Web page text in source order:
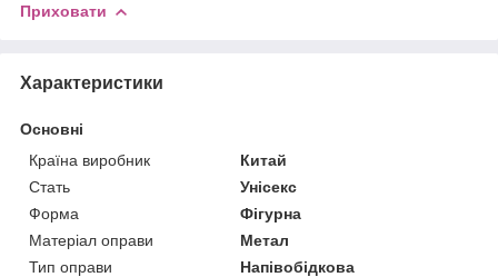
Приховати
Характеристики
Основні
Країна виробник
Китай
Стать
Унісекс
Форма
Фігурна
Матеріал оправи
Метал
Тип оправи
Напівобідкова